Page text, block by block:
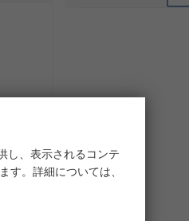
し、表示されるコンテ
。詳細については、